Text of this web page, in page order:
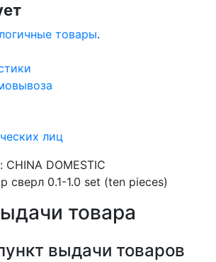
товары.
лиц
: CHINA DOMESTIC
сверл 0.1-1.0 set (ten pieces)
товара
выдачи товаров